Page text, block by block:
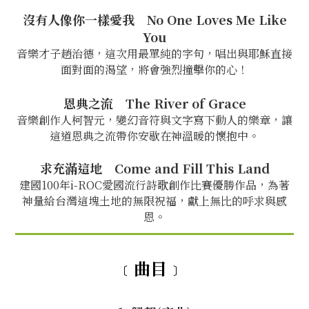
沒有人像你一樣愛我 No One Loves Me Like
You
音樂才子趙治德，這次用最單純的字句，唱出與耶穌直接
面對面的渴望，將會強烈撞擊你的心！
恩典之流 The River of Grace
音樂創作人柯智元，變幻音符與文字寫下動人的樂章，讓
這道恩典之流帶你安歇在神溫暖的懷抱中。
求充滿這地 Come and Fill This Land
建國100年i-ROC愛國流行詩歌創作比賽優勝作品，為著
神量給台灣這塊土地的無限祝福，獻上無比的呼求與感
恩。
﹝曲目﹞